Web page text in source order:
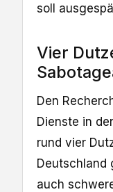
soll
Vier
Den
Dienste in
rund vier
Deutschland
auch